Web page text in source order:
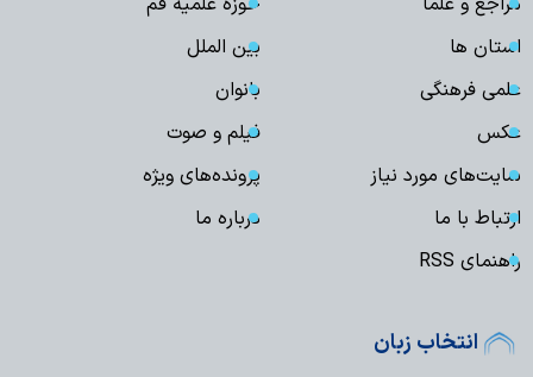
استان ها
بین الملل
علمی فرهنگی
بانوان
عکس
فیلم و صوت
سایت‌های مورد نیاز
پرونده‌های ویژه
ارتباط با ما
درباره ما
راهنمای RSS
انتخاب زبان